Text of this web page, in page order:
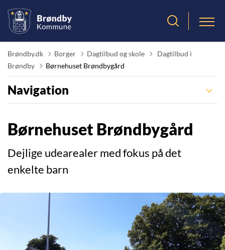
Brøndby.dk Borger Dagtilbud og skole Tilbage til
Dagtilbud i
Brøndby
Børnehuset Brøndbygård
Navigation
Børnehuset Brøndbygård
Dejlige udearealer med fokus på det
enkelte barn